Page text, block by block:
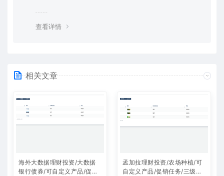
查看详情
相关文章
海外大数据理财投资/大数据
银行债券/可自定义产品/促销
孟加拉理财投资/农场种植/可
自定义产品/促销任务/三级分